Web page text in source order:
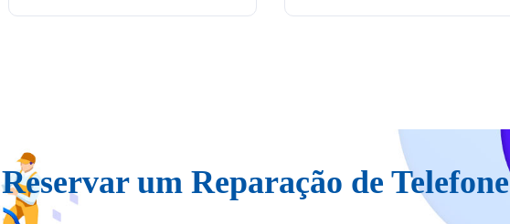
Reservar um Reparação de Telefone